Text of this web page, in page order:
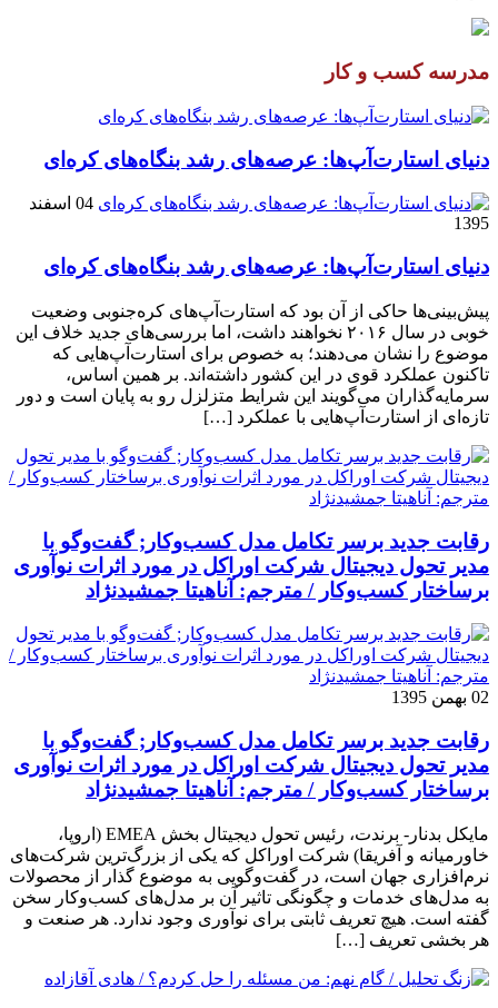
مدرسه کسب و کار
دنیای استارت‌آپ‌ها: عرصه‌های رشد بنگاه‌های کره‌ای‌
04 اسفند
1395
دنیای استارت‌آپ‌ها: عرصه‌های رشد بنگاه‌های کره‌ای‌
پیش‌بینی‌ها حاکی از آن بود که استارت‌آپ‌های کره‌جنوبی وضعیت
خوبی در سال ۲۰۱۶ نخواهند داشت، اما بررسی‌های جدید خلاف این
موضوع را نشان می‌دهند؛ به خصوص برای استارت‌آپ‌هایی که
تاکنون عملکرد قوی در این کشور داشته‌اند. بر همین اساس،
سرمایه‌گذاران می‌گویند این شرایط متزلزل رو به پایان است و دور
تازه‌ای از استارت‌آپ‌هایی با عملکرد […]
رقابت جدید برسر تکامل مدل کسب‌و‌کار; گفت‌وگو با
مدیر تحول دیجیتال شرکت اوراکل در مورد اثرات نوآوری
برساختار کسب‌وکار / مترجم: آناهیتا جمشیدنژاد
02 بهمن 1395
رقابت جدید برسر تکامل مدل کسب‌و‌کار; گفت‌وگو با
مدیر تحول دیجیتال شرکت اوراکل در مورد اثرات نوآوری
برساختار کسب‌وکار / مترجم: آناهیتا جمشیدنژاد
مایکل بدنار- برندت، رئیس تحول دیجیتال بخش EMEA (اروپا،
خاورمیانه و آفریقا) شرکت اوراکل که یکی از بزرگ‌ترین شرکت‌های
نرم‌افزاری جهان است، در گفت‌وگویی به موضوع گذار از محصولات
به مدل‌های خدمات و چگونگی تاثیر آن بر مدل‌های کسب‌و‌کار سخن
گفته است. هیچ تعریف ثابتی برای نوآوری وجود ندارد. هر صنعت و
هر بخشی تعریف […]